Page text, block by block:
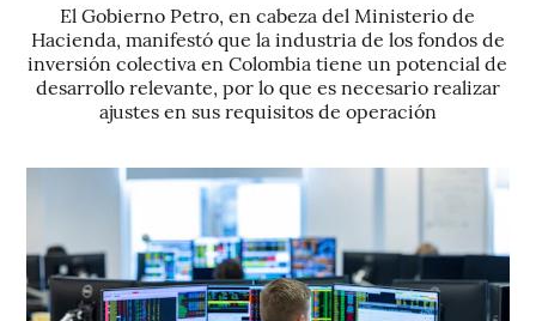
El Gobierno Petro, en cabeza del Ministerio de
Hacienda, manifestó que la industria de los fondos de
inversión colectiva en Colombia tiene un potencial de
desarrollo relevante, por lo que es necesario realizar
ajustes en sus requisitos de operación